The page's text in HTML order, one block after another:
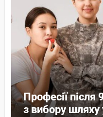
Професії після
з вибору шляху